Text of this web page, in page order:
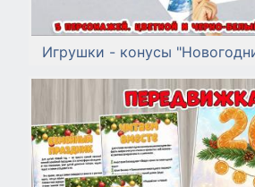
Игрушки - конусы